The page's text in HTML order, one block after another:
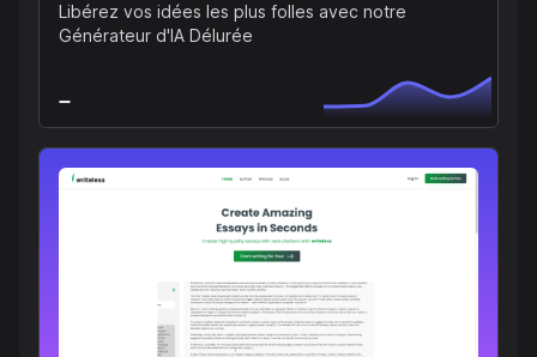
Libérez vos idées les plus folles avec notre
Générateur d'IA Délurée